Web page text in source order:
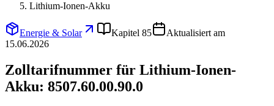
Lithium-Ionen-Akku
Energie & Solar Kapitel 85
Aktualisiert am
15.06.2026
Zolltarifnummer für Lithium-Ionen-
Akku: 8507.60.00.90.0